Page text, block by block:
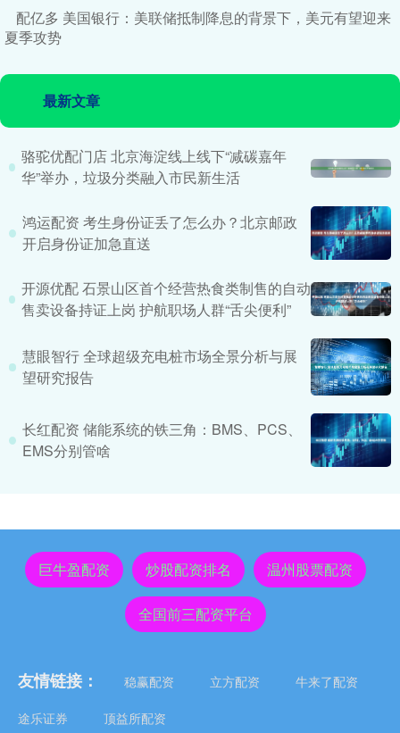
配亿多 美国银行：美联储抵制降息的背景下，美元有望迎来
夏季攻势
最新文章
骆驼优配门店 北京海淀线上线下“减碳嘉年
华”举办，垃圾分类融入市民新生活
鸿运配资 考生身份证丢了怎么办？北京邮政
开启身份证加急直送
开源优配 石景山区首个经营热食类制售的自动
售卖设备持证上岗 护航职场人群“舌尖便利”
慧眼智行 全球超级充电桩市场全景分析与展
望研究报告
长红配资 储能系统的铁三角：BMS、PCS、
EMS分别管啥
巨牛盈配资 炒股配资排名 温州股票配资
全国前三配资平台
友情链接： 稳赢配资 立方配资 牛来了配资
途乐证券 顶益所配资